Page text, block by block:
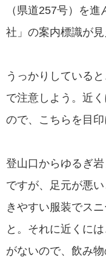
（県道257号）を
社」の案内標識が見
うっかりしている
で注意しよう。近
ので、こちらを目印
登山口からゆるぎ
ですが、足元が悪
きやすい服装でス
と。それに近くに
がないので、飲み物